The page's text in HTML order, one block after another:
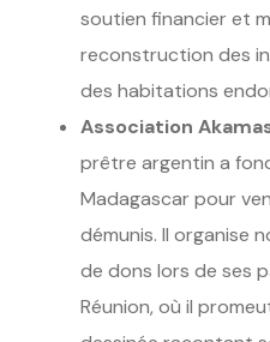
soutien financier et
reconstruction des
des habitations
Association
prêtre argentin a
Madagascar pour
démunis. Il organise
de dons lors de ses
Réunion, où il